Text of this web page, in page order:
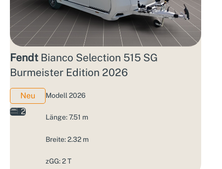
Fendt Bianco Selection 515 SG
Burmeister Edition 2026
Neu
2
Modell 2026
Länge: 7.51 m
Breite: 2.32 m
zGG: 2 T